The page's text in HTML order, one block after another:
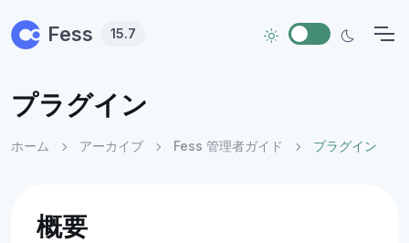
Fess 15.7
プラグイン
ホーム アーカイブ Fess 管理者ガイド プラグイン
概要